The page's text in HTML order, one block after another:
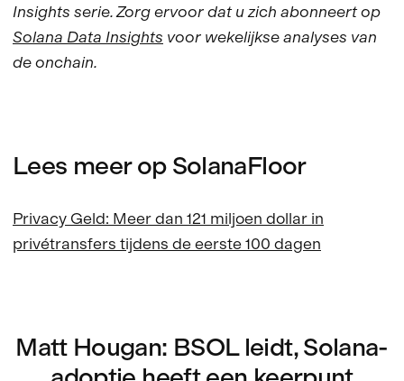
Insights serie. Zorg ervoor dat u zich abonneert op
Solana Data Insights voor wekelijkse analyses van
de onchain.
Lees meer op SolanaFloor
Privacy Geld: Meer dan 121 miljoen dollar in
privétransfers tijdens de eerste 100 dagen
Matt Hougan: BSOL leidt, Solana-